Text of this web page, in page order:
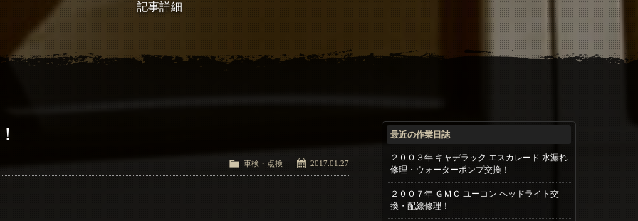
記事詳細
2017.01.27
車検・点検
最近の作業日誌
２００３年 キャデラック エスカレード 水漏れ
修理・ウォーターポンプ交換！
２００７年 ＧＭＣ ユーコン ヘッドライト交
換・配線修理！